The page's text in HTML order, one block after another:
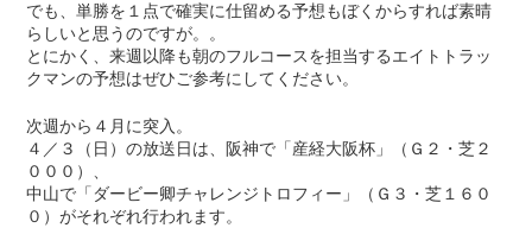
でも、単勝を１点で確実に仕留める予想もぼくからすれば素晴
らしいと思うのですが。。
とにかく、来週以降も朝のフルコースを担当するエイトトラッ
クマンの予想はぜひご参考にしてください。
次週から４月に突入。
４／３（日）の放送日は、阪神で「産経大阪杯」（Ｇ２・芝２
０００）、
中山で「ダービー卿チャレンジトロフィー」（Ｇ３・芝１６０
０）がそれぞれ行われます。